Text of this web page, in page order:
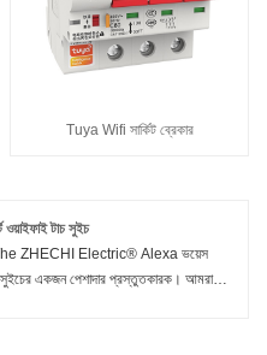
Tuya Wifi সার্কিট ব্রেকার
ওয়াইফাই টাচ সুইচ
ZHECHI Electric® Alexa ভয়েস
সুইচের একজন পেশাদার প্রস্তুতকারক। আমরা